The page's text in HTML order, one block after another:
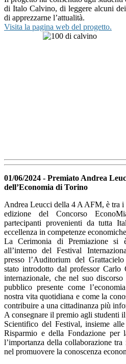
di Italo Calvino, di leggere alcuni
di apprezzarne l’attualità.
Visita la pagina web del progetto.
01/06/2024 - Premiato Andrea
dell’Economia di Torino
Andrea Leucci della 4 A AFM, è tra
edizione del Concorso
partecipanti provenienti da tutta
eccellenza in competenze
La Cerimonia di Premiazione
all’interno del Festival
presso l’Auditorium del
stato introdotto dal professor Carlo
internazionale, che nel suo
pubblico presente come
nostra vita quotidiana e come la
contribuire a una cittadinanza più
A consegnare il premio agli studenti
Scientifico del Festival, insieme
Risparmio e della Fondazione per
l’importanza della collaborazione
nel promuovere la conoscenza